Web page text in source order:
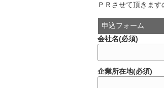
ＰＲさせて頂きます
申込フォーム
会社名(必須)
企業所在地(必須)